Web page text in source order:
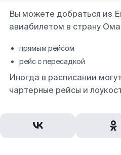
Вы можете добраться из
авиабилетом в страну
прямым рейсом
рейс с пересадкой
Иногда в расписании
чартерные рейсы и